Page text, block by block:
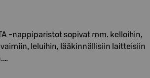
-nappiparistot sopivat mm. kelloihin,
leluihin, lääkinnällisiin laitteisiin